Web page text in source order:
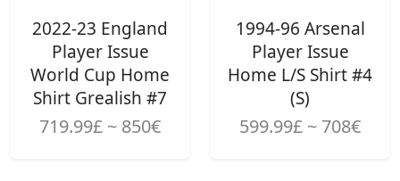
2022-23 England
Player Issue
World Cup Home
Shirt Grealish #7
719.99£ ~ 850€
1994-96 Arsenal
Player Issue
Home L/S Shirt #4
(S)
599.99£ ~ 708€